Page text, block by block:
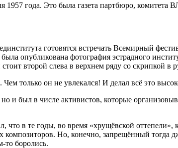
1957 года. Это была газета партбюро,
готовятся встречать Всемирный
опубликована фотография эстрадного
второй слева в верхнем ряду со скрипкой в
только он не увлекался! И делал всё это
и был в числе активистов, которые
что в те годы, во время «хрущёвской
композиторов. Но, конечно, запрещённый тогда
то боролись.